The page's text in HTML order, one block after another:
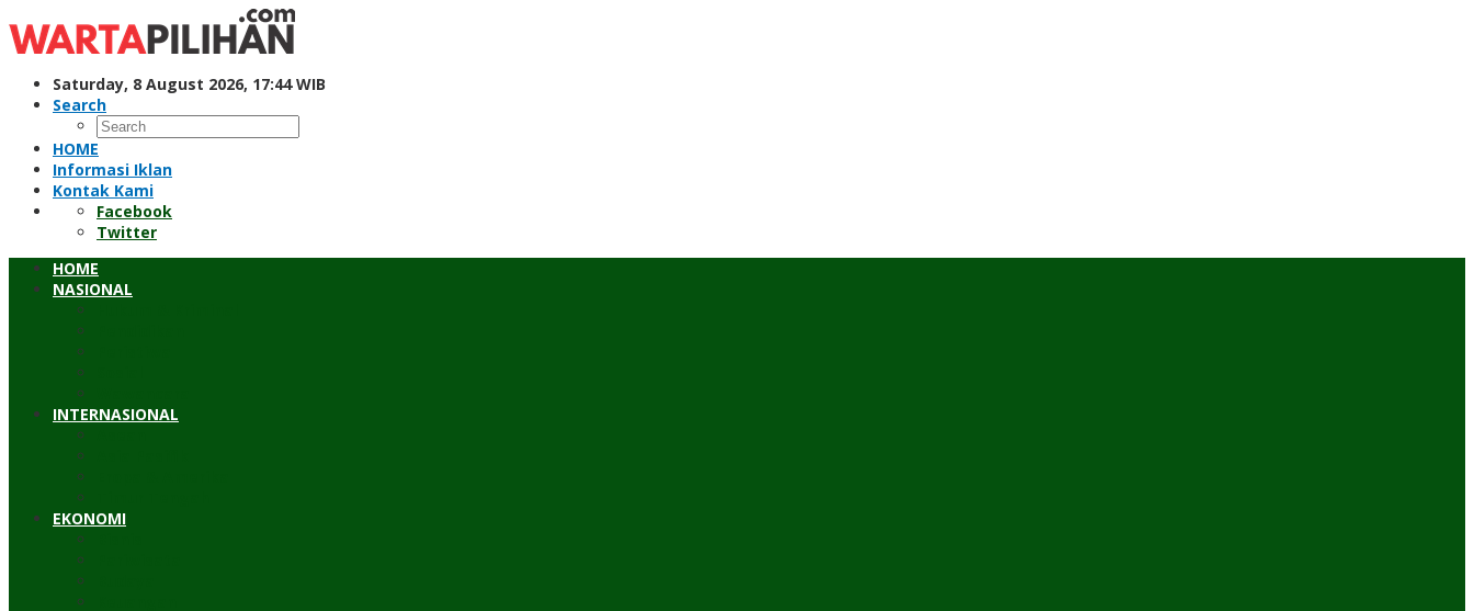
to
content
Saturday, 8 August 2026, 17:44 WIB
Search
HOME
Informasi Iklan
Kontak Kami
Facebook
Twitter
HOME
NASIONAL
INTERNASIONAL
EKONOMI